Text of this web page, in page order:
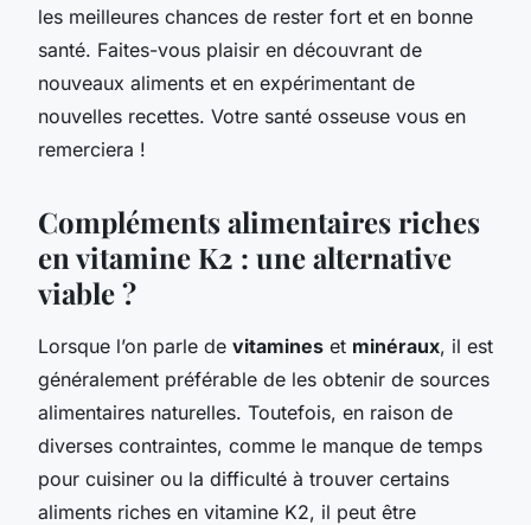
les meilleures chances de rester fort et en bonne
santé. Faites-vous plaisir en découvrant de
nouveaux aliments et en expérimentant de
nouvelles recettes. Votre santé osseuse vous en
remerciera !
Compléments alimentaires riches
en vitamine K2 : une alternative
viable ?
Lorsque l’on parle de vitamines et minéraux, il est
généralement préférable de les obtenir de sources
alimentaires naturelles. Toutefois, en raison de
diverses contraintes, comme le manque de temps
pour cuisiner ou la difficulté à trouver certains
aliments riches en vitamine K2, il peut être